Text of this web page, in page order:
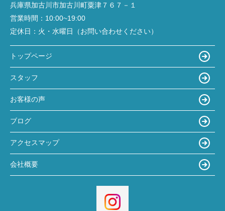
兵庫県加古川市加古川町粟津７６７－１
営業時間： 10:00~19:00
定休日： 火・水曜日（お問い合わせください）
トップページ
スタッフ
お客様の声
ブログ
アクセスマップ
会社概要